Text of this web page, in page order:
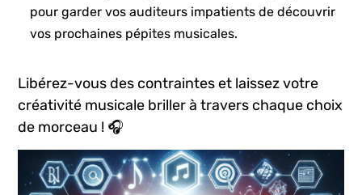
pour‍ garder⁢ vos auditeurs impatients de ​découvrir
vos ​prochaines pépites musicales.
Libérez-vous des contraintes ‌et laissez ⁣votre
créativité musicale briller ‍à travers chaque choix
de morceau ! 🎧